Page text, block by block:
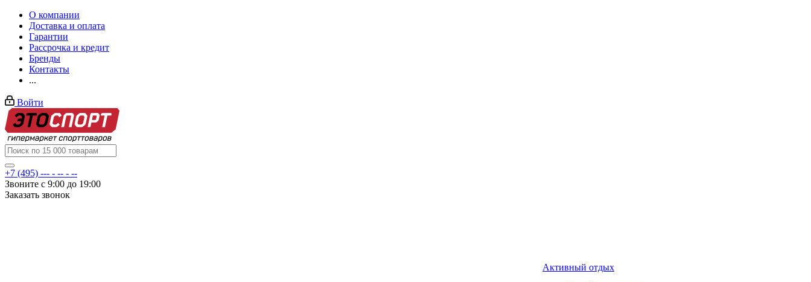
О компании
Доставка и оплата
Гарантии
Рассрочка и кредит
Бренды
Контакты
...
Войти
+7 (495) --- - -- - --
Звоните с 9:00 до 19:00
Заказать звонок
Активный отдых